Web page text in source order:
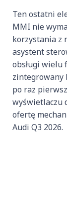
Ten ostatni
MMI nie
korzystania z
asystent
obsługi wielu
zintegrowany
po raz
wyświetlaczu
ofertę
Audi Q3 2026.